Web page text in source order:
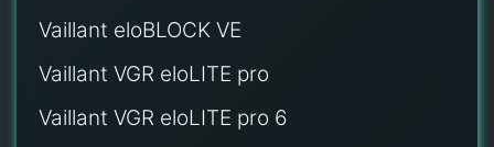
Vaillant eloBLOCK VE
Vaillant VGR eloLITE pro
Vaillant VGR eloLITE pro 6